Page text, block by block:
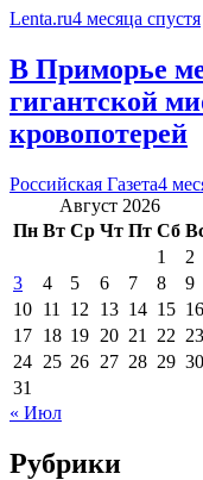
Lenta.ru4 месяца спустя
В Приморье
гигантской
кровопотерей
Российская Газета4
Август 2026
Пн Вт Ср Чт Пт Сб
1
2
3
4 5 6 7 8
9
10 11 12 13 14 15 16
17 18 19 20 21 22 23
24 25 26 27 28 29 30
31
« Июл
Рубрики